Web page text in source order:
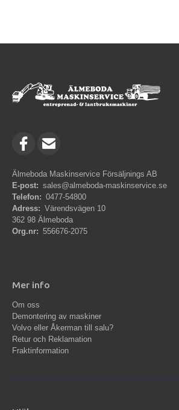
Älmeboda Maskinservice Försäljnings AB
E-post: sales@almeboda-maskinservice.se
Telefon: 0477-54800
Adress: Värendsvägen 10
362 98 Älmeboda
Org.nr: 556676-2075
Mer info
Om oss
Demontering av maskiner
Volvo eller Åkerman till salu?
Retur och Reklamation
Fraktinformation